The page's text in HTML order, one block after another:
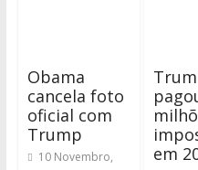
Obama
cancela foto
oficial com
Trump
10 Novembro,
em